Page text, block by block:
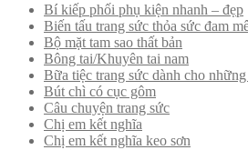
Bí kiếp phối phụ kiện nhanh – đẹp
Biến tấu trang sức thỏa sức đam
Bộ mặt tam sao thất bản
Bông tai/Khuyên tai nam
Bữa tiệc trang sức dành cho
Bút chì có cục gôm
Câu chuyện trang sức
Chị em kết nghĩa
Chị em kết nghĩa keo sơn